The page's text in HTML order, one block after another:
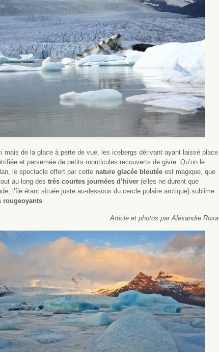
mais de la glace à perte de vue, les icebergs dérivant ayant laissé place
et parsemée de petits monticules recouverts de givre. Qu’on le
le spectacle offert par cette nature glacée bleutée est magique, que
au long des très courtes journées d’hiver (elles ne durent que
l’île étant située juste au-dessous du cercle polaire arctique) sublime
rougeoyants.
Article et photos par Alexandre Rosa